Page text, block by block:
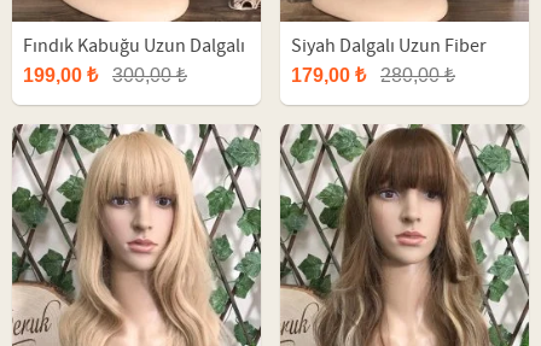
Fındık Kabuğu Uzun Dalgalı
Fiber Peruk
199,00 ₺ 300,00 ₺
Siyah Dalgalı Uzun Fiber
Peruk
179,00 ₺ 280,00 ₺